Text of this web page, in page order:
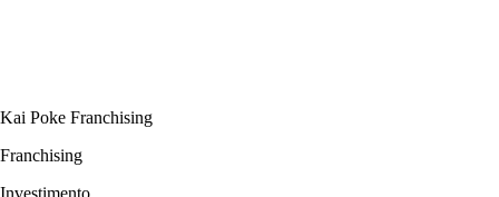
Kai Poke Franchising
Franchising
Investimento